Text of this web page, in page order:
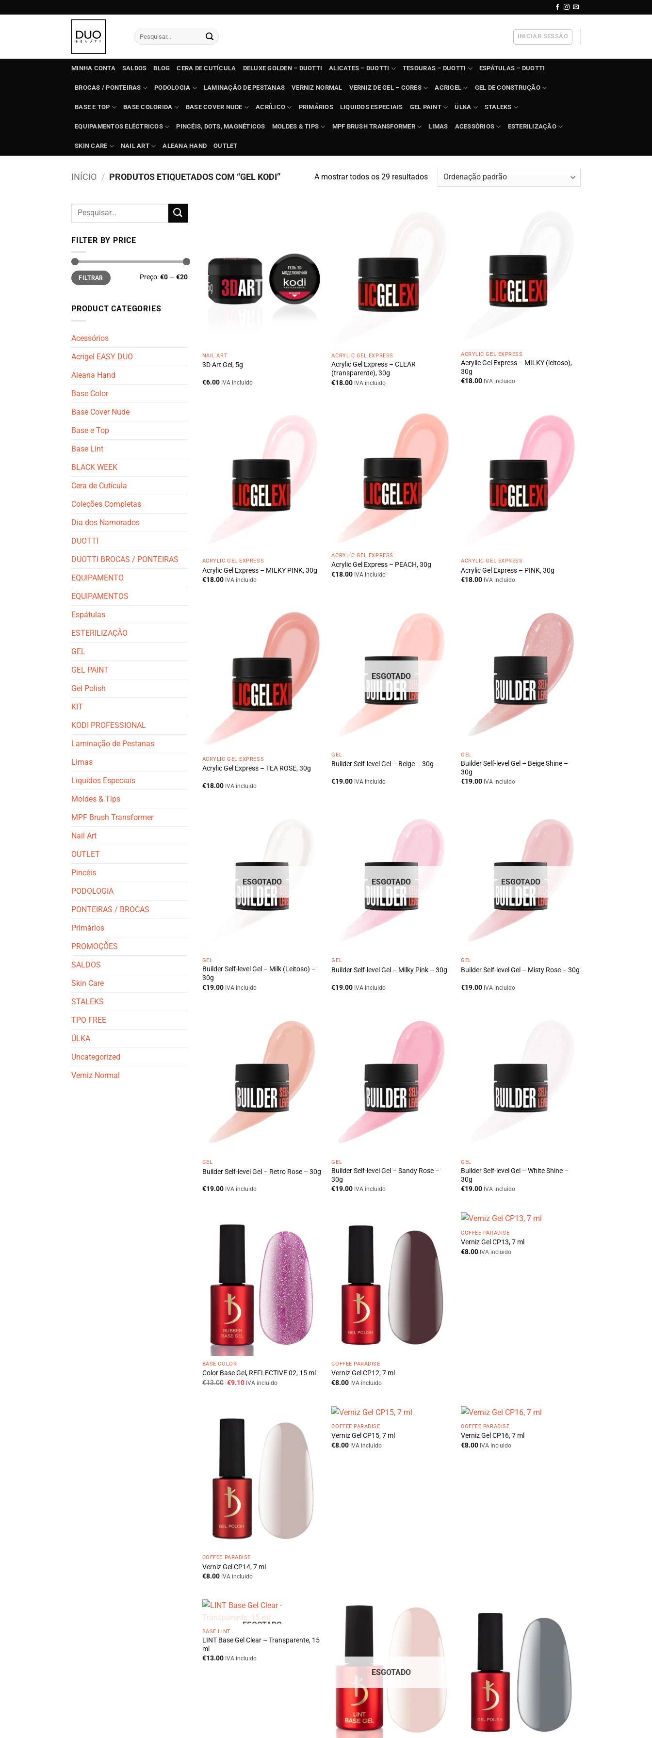
to
Pesquisar
por:
INICIAR SESSÃO
MINHA CONTA SALDOS BLOG CERA DE CUTÍCULA DELUXE GOLDEN – DUOTTI ALICATES – DUOTTI TESOURAS – DUOTTI ESPÁTULAS – DUOTTI
BROCAS / PONTEIRAS PODOLOGIA LAMINAÇÃO DE PESTANAS VERNIZ NORMAL VERNIZ DE GEL – CORES ACRIGEL GEL DE CONSTRUÇÃO
BASE E TOP BASE COLORIDA BASE COVER NUDE ACRÍLICO PRIMÁRIOS LIQUIDOS ESPECIAIS GEL PAINT ÜLKA STALEKS
EQUIPAMENTOS ELÉCTRICOS PINCÉIS, DOTS, MAGNÉTICOS MOLDES & TIPS MPF BRUSH TRANSFORMER LIMAS ACESSÓRIOS ESTERILIZAÇÃO
SKIN CARE NAIL ART ALEANA HAND OUTLET
INÍCIO / PRODUTOS ETIQUETADOS COM “GEL KODI” A mostrar todos os 29 resultados
Pesquisar
FILTER BY PRICE
Preço
mínimo
Preço
máximo
FILTRAR Preço:€0 —€20
PRODUCT CATEGORIES
Acessórios
Acrigel EASY DUO
Aleana Hand
Base Color
Base Cover Nude
Base e Top
Base Lint
BLACK WEEK
Cera de Cutícula
Coleções Completas
Dia dos Namorados
DUOTTI
DUOTTI BROCAS / PONTEIRAS
EQUIPAMENTO
EQUIPAMENTOS
Espátulas
ESTERILIZAÇÃO
GEL
GEL PAINT
Gel Polish
KIT
KODI PROFESSIONAL
Laminação de Pestanas
Limas
Liquidos Especiais
Moldes & Tips
MPF Brush Transformer
Nail Art
OUTLET
Pincéis
PODOLOGIA
PONTEIRAS / BROCAS
Primários
PROMOÇÕES
SALDOS
Skin Care
STALEKS
TPO FREE
ÜLKA
Uncategorized
Verniz Normal
NAIL ART
3D Art Gel, 5g
€6.00 IVA incluido
ACRYLIC GEL EXPRESS
Acrylic Gel Express – CLEAR
(transparente), 30g
€18.00 IVA incluido
ACRYLIC GEL EXPRESS
Acrylic Gel Express – MILKY (leitoso),
30g
€18.00 IVA incluido
ACRYLIC GEL EXPRESS
Acrylic Gel Express – MILKY PINK, 30g
€18.00 IVA incluido
ACRYLIC GEL EXPRESS
Acrylic Gel Express – PEACH, 30g
€18.00 IVA incluido
ACRYLIC GEL EXPRESS
Acrylic Gel Express – PINK, 30g
€18.00 IVA incluido
ACRYLIC GEL EXPRESS
Acrylic Gel Express – TEA ROSE, 30g
€18.00 IVA incluido
ESGOTADO
GEL
Builder Self-level Gel – Beige – 30g
€19.00 IVA incluido
GEL
Builder Self-level Gel – Beige Shine –
30g
€19.00 IVA incluido
ESGOTADO
GEL
Builder Self-level Gel – Milk (Leitoso) –
30g
€19.00 IVA incluido
ESGOTADO
GEL
Builder Self-level Gel – Milky Pink – 30g
€19.00 IVA incluido
ESGOTADO
GEL
Builder Self-level Gel – Misty Rose – 30g
€19.00 IVA incluido
GEL
Builder Self-level Gel – Retro Rose – 30g
€19.00 IVA incluido
GEL
Builder Self-level Gel – Sandy Rose –
30g
€19.00 IVA incluido
GEL
Builder Self-level Gel – White Shine –
30g
€19.00 IVA incluido
BASE COLOR
Color Base Gel, REFLECTIVE 02, 15 ml
€13.00 O
€9.10OIVA incluido
COFFEE PARADISE
Verniz Gel CP12, 7 ml
€8.00 IVA incluido
COFFEE PARADISE
Verniz Gel CP13, 7 ml
€8.00 IVA incluido
COFFEE PARADISE
Verniz Gel CP14, 7 ml
€8.00 IVA incluido
COFFEE PARADISE
Verniz Gel CP15, 7 ml
€8.00 IVA incluido
COFFEE PARADISE
Verniz Gel CP16, 7 ml
€8.00 IVA incluido
ESGOTADO
BASE LINT
LINT Base Gel Clear – Transparente, 15
ml
€13.00 IVA incluido
ESGOTADO